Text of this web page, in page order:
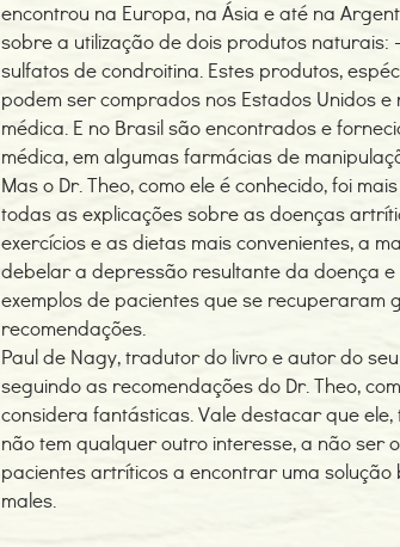
encontrou na Europa, na Ásia e até na
sobre a utilização de dois produtos naturais:
sulfatos de condroitina. Estes produtos,
podem ser comprados nos Estados Unidos e
médica. E no Brasil são encontrados e
médica, em algumas farmácias de
Mas o Dr. Theo, como ele é conhecido, foi
todas as explicações sobre as doenças
exercícios e as dietas mais convenientes, a
debelar a depressão resultante da doença e
exemplos de pacientes que se recuperaram
recomendações.
Paul de Nagy, tradutor do livro e autor do
seguindo as recomendações do Dr. Theo,
considera fantásticas. Vale destacar que ele,
não tem qualquer outro interesse, a não ser
pacientes artríticos a encontrar uma
males.